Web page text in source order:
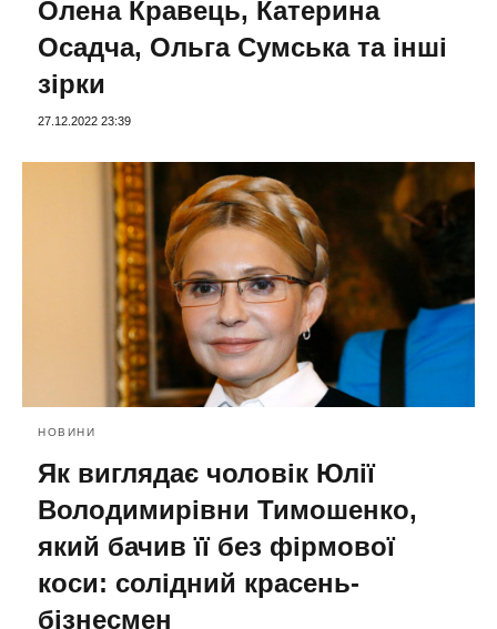
Олена Кравець, Катерина
Осадча, Ольга Сумська та інші
зірки
27.12.2022 23:39
НОВИНИ
Як виглядає чоловік Юлії
Володимирівни Тимошенко,
який бачив її без фірмової
коси: солідний красень-
бізнесмен